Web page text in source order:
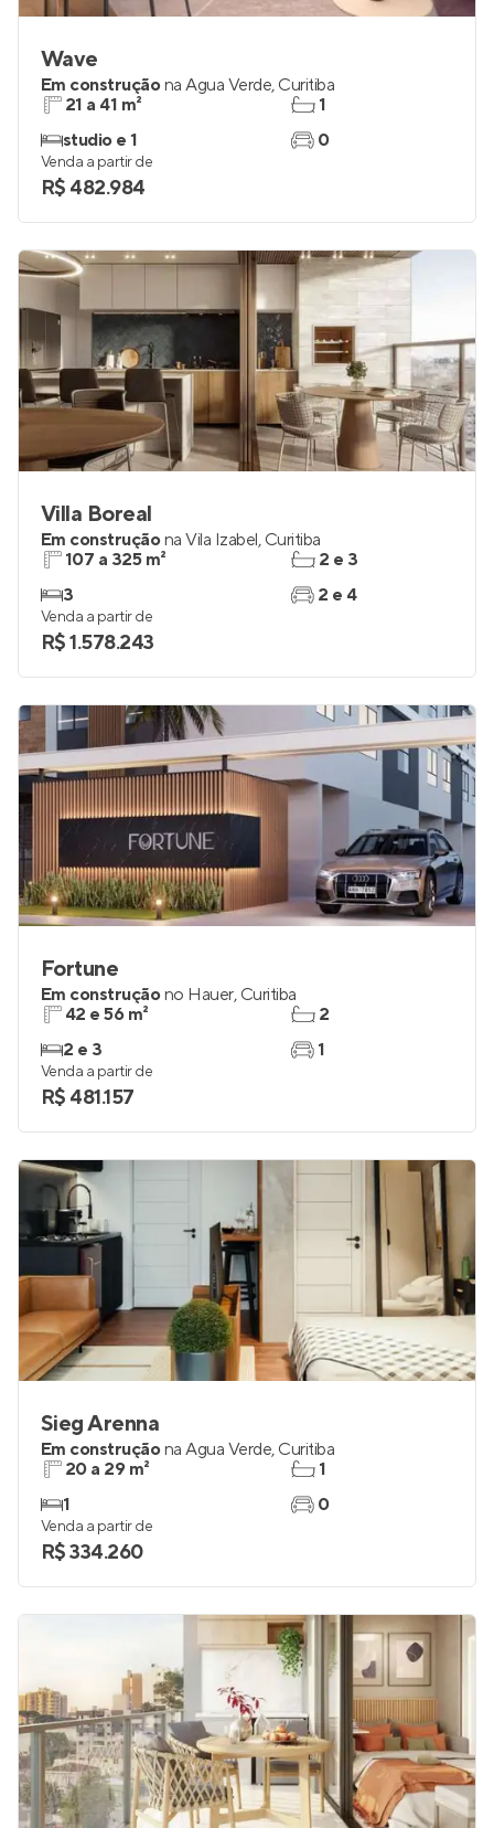
Wave
Em construçãona Água Verde, Curitiba
21 a 41 m²
studio e 1
1
0
Venda a partir de
R$ 482.984
Villa Boreal
Em construçãona Vila Izabel, Curitiba
107 a 325 m²
3
2 e 3
2 e 4
Venda a partir de
R$ 1.578.243
Fortune
Em construçãono Hauer, Curitiba
42 e 56 m²
2 e 3
2
1
Venda a partir de
R$ 481.157
Sieg Arenna
Em construçãona Água Verde, Curitiba
20 a 29 m²
1
1
0
Venda a partir de
R$ 334.260